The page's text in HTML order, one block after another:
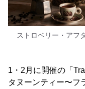
ストロベリー・アフ
1・2月に開催の「
タヌーンティー〜フ